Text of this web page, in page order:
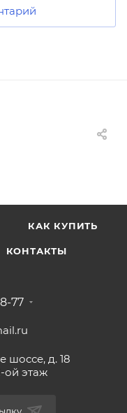
КАК КУПИТЬ
КОНТАКТЫ
77
шоссе, д. 18
ой этаж